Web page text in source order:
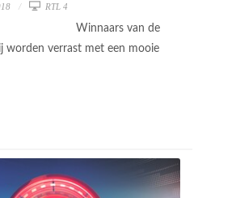
RTL 4
Winnaars van de
worden verrast met een mooie